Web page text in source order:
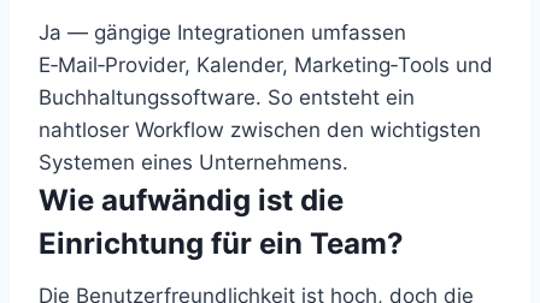
Ja — gängige Integrationen umfassen
E‑Mail‑Provider, Kalender, Marketing‑Tools und
Buchhaltungssoftware. So entsteht ein
nahtloser Workflow zwischen den wichtigsten
Systemen eines Unternehmens.
Wie aufwändig ist die
Einrichtung für ein Team?
Die Benutzerfreundlichkeit ist hoch, doch die